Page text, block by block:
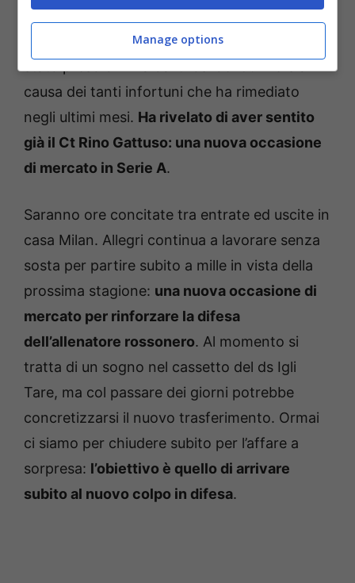
potrebbe esserci un nuovo ritorno difiamma
per Riccardo Calafiori. Il difensore italiano è
causa dei tanti infortuni che ha rimediato
negli ultimi mesi. Ha rivelato di aver sentito
già il Ct Rino Gattuso: una nuova occasione
di mercato in Serie A.
Saranno ore concitate tra entrate ed uscite in
casa Milan. Allegri continua a lavorare senza
sosta per partire subito a mille in vista della
prossima stagione: una nuova occasione di
mercato per rinforzare la difesa
dell’allenatore rossonero. Al momento si
tratta di un sogno nel cassetto del ds Igli
Tare, ma col passare dei giorni potrebbe
concretizzarsi il nuovo trasferimento. Ormai
ci siamo per chiudere subito per l’affare a
sorpresa: l’obiettivo è quello di arrivare
subito al nuovo colpo in difesa.
Manage options